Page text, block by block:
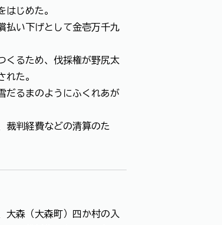
じめた。
払い下げとして金壱万千九
くるため、伐採権が野尻太
れた。
だるまのようにふくれあが
裁判経費などの清算のた
大森（大森町）四か村の入